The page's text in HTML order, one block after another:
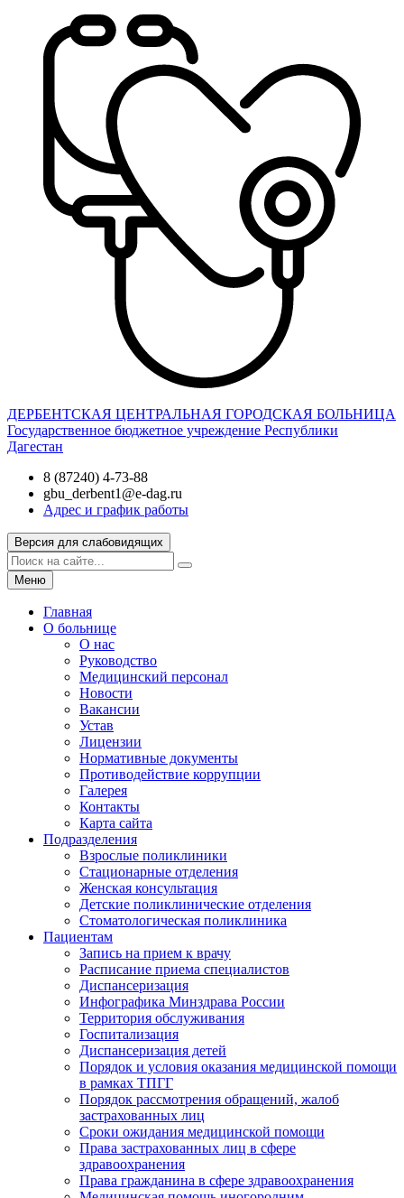
ДЕРБЕНТСКАЯ ЦЕНТРАЛЬНАЯ ГОРОДСКАЯ БОЛЬНИЦА
Государственное бюджетное учреждение Республики
Дагестан
8 (87240) 4-73-88
gbu_derbent1@e-dag.ru
Адрес и график работы
Версия для слабовидящих
Меню
Главная
О больнице
О нас
Руководство
Медицинский персонал
Новости
Вакансии
Устав
Лицензии
Нормативные документы
Противодействие коррупции
Галерея
Контакты
Карта сайта
Подразделения
Взрослые поликлиники
Стационарные отделения
Женская консультация
Детские поликлинические отделения
Стоматологическая поликлиника
Пациентам
Запись на прием к врачу
Расписание приема специалистов
Диспансеризация
Инфографика Минздрава России
Территория обслуживания
Госпитализация
Диспансеризация детей
Порядок и условия оказания медицинской помощи
в рамках ТПГГ
Порядок рассмотрения обращений, жалоб
застрахованных лиц
Сроки ожидания медицинской помощи
Права застрахованных лиц в сфере
здравоохранения
Права гражданина в сфере здравоохранения